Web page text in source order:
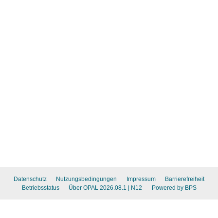
Datenschutz Nutzungsbedingungen Impressum
Barrierefreiheit
Betriebsstatus
Über OPAL 2026.08.1 | N12 Powered by BPS